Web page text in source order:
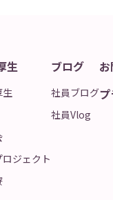
生
生
ジェクト
ブログ
社員ブログ
社員Vlog